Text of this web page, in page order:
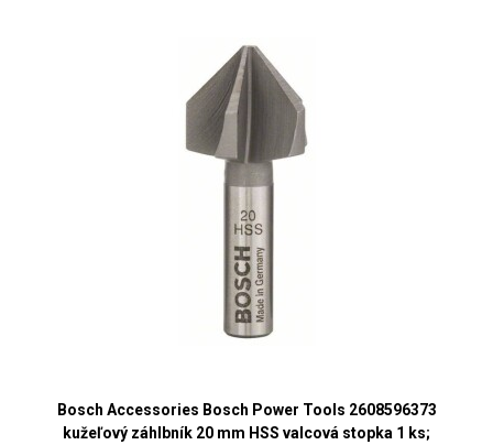
Bosch Accessories Bosch Power Tools 2608596373
kužeľový záhlbník 20 mm HSS valcová stopka 1 ks;